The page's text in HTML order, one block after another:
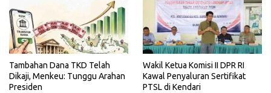
Tambahan Dana TKD Telah
Dikaji, Menkeu: Tunggu Arahan
Presiden
Wakil Ketua Komisi II DPR RI
Kawal Penyaluran Sertifikat
PTSL di Kendari